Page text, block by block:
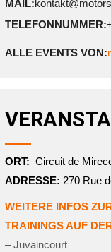
MAIL:
TELEFONNUMMER:
ALLE EVENTS VON:
ORT: Circuit de
ADRESSE: 270 Rue
WEITERE INFOS
TRAININGS AUF
– Juvaincourt